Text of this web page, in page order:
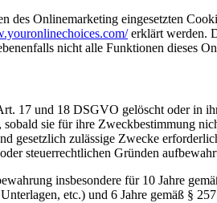
des Onlinemarketing eingesetzten
erklärt werden.
nicht alle Funktionen dieses
17 und 18 DSGVO gelöscht oder in
sie für ihre Zweckbestimmung
gesetzlich zulässige Zwecke
steuerrechtlichen Gründen
insbesondere für 10 Jahre
etc.) und 6 Jahre gemäß §